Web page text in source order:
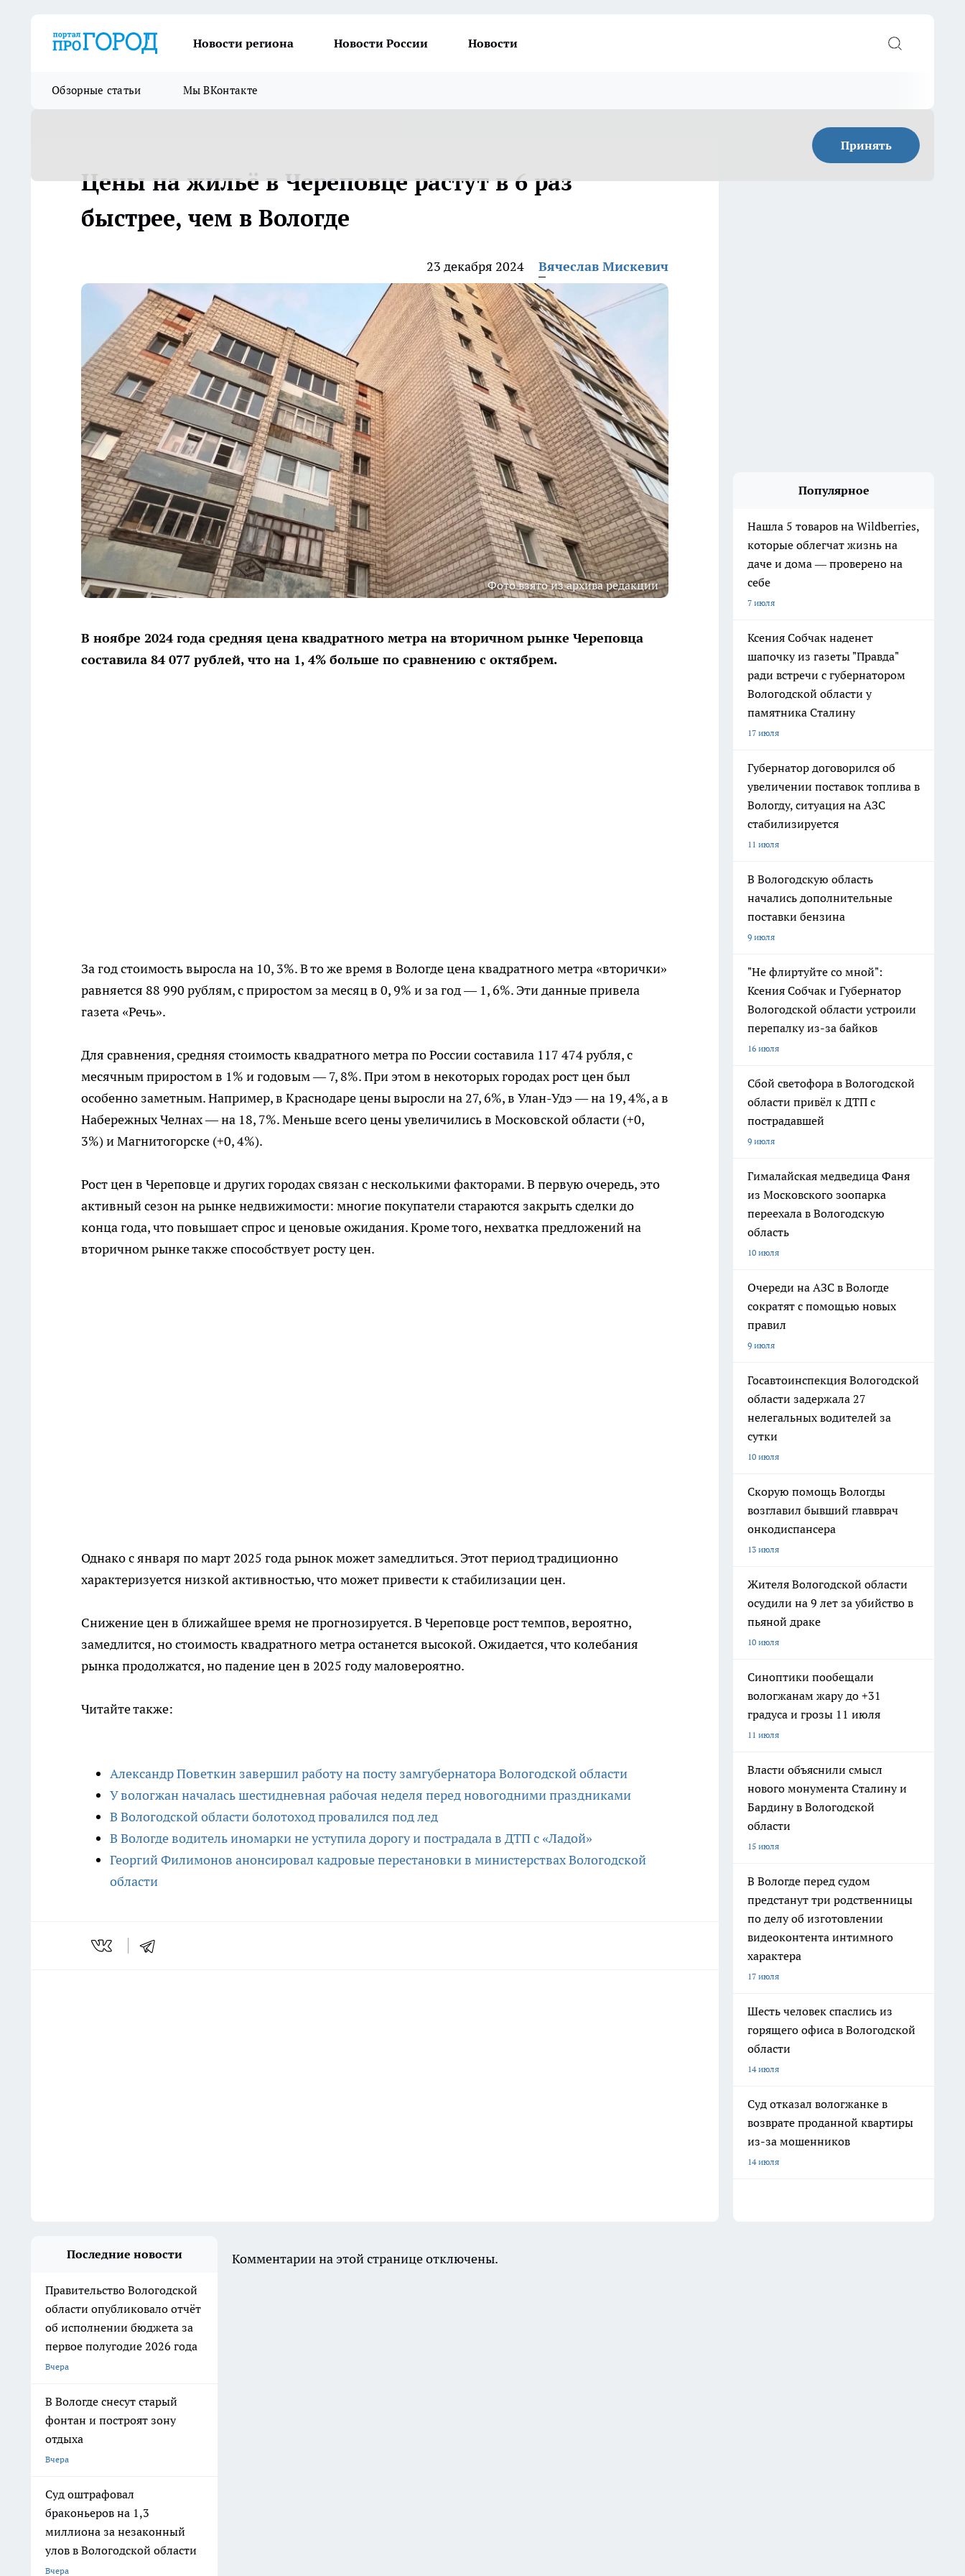
Новости региона Новости России Новости
Обзорные статьи Мы ВКонтакте
Принять
Цены на жильё в Череповце растут в 6 раз
быстрее, чем в Вологде
23 декабря 2024 Вячеслав Мискевич
Фото взято из архива редакции
В ноябре 2024 года средняя цена квадратного метра на вторичном рынке Череповца
составила 84 077 рублей, что на 1, 4% больше по сравнению с октябрем.
За год стоимость выросла на 10, 3%. В то же время в Вологде цена квадратного метра «вторички»
равняется 88 990 рублям, с приростом за месяц в 0, 9% и за год — 1, 6%. Эти данные привела
газета «Речь».
Для сравнения, средняя стоимость квадратного метра по России составила 117 474 рубля, с
месячным приростом в 1% и годовым — 7, 8%. При этом в некоторых городах рост цен был
особенно заметным. Например, в Краснодаре цены выросли на 27, 6%, в Улан-Удэ — на 19, 4%, а в
Набережных Челнах — на 18, 7%. Меньше всего цены увеличились в Московской области (+0,
3%) и Магнитогорске (+0, 4%).
Рост цен в Череповце и других городах связан с несколькими факторами. В первую очередь, это
активный сезон на рынке недвижимости: многие покупатели стараются закрыть сделки до
конца года, что повышает спрос и ценовые ожидания. Кроме того, нехватка предложений на
вторичном рынке также способствует росту цен.
Однако с января по март 2025 года рынок может замедлиться. Этот период традиционно
характеризуется низкой активностью, что может привести к стабилизации цен.
Снижение цен в ближайшее время не прогнозируется. В Череповце рост темпов, вероятно,
замедлится, но стоимость квадратного метра останется высокой. Ожидается, что колебания
рынка продолжатся, но падение цен в 2025 году маловероятно.
Читайте также:
Александр Поветкин завершил работу на посту замгубернатора Вологодской области
У вологжан началась шестидневная рабочая неделя перед новогодними праздниками
В Вологодской области болотоход провалился под лед
В Вологде водитель иномарки не уступила дорогу и пострадала в ДТП с «Ладой»
Георгий Филимонов анонсировал кадровые перестановки в министерствах Вологодской
области
Популярное
Нашла 5 товаров на Wildberries,
которые облегчат жизнь на
даче и дома — проверено на
себе
7 июля
Ксения Собчак наденет
шапочку из газеты "Правда"
ради встречи с губернатором
Вологодской области у
памятника Сталину
17 июля
Губернатор договорился об
увеличении поставок топлива в
Вологду, ситуация на АЗС
стабилизируется
11 июля
В Вологодскую область
начались дополнительные
поставки бензина
9 июля
"Не флиртуйте со мной":
Ксения Собчак и Губернатор
Вологодской области устроили
перепалку из-за байков
16 июля
Сбой светофора в Вологодской
области привёл к ДТП с
пострадавшей
9 июля
Гималайская медведица Фаня
из Московского зоопарка
переехала в Вологодскую
область
10 июля
Очереди на АЗС в Вологде
сократят с помощью новых
правил
9 июля
Госавтоинспекция Вологодской
области задержала 27
нелегальных водителей за
сутки
10 июля
Скорую помощь Вологды
возглавил бывший главврач
онкодиспансера
13 июля
Жителя Вологодской области
осудили на 9 лет за убийство в
пьяной драке
10 июля
Синоптики пообещали
вологжанам жару до +31
градуса и грозы 11 июля
11 июля
Власти объяснили смысл
нового монумента Сталину и
Бардину в Вологодской
области
15 июля
В Вологде перед судом
предстанут три родственницы
по делу об изготовлении
видеоконтента интимного
характера
17 июля
Шесть человек спаслись из
горящего офиса в Вологодской
области
14 июля
Суд отказал вологжанке в
возврате проданной квартиры
из-за мошенников
14 июля
Последние новости
Правительство Вологодской
области опубликовало отчёт
об исполнении бюджета за
первое полугодие 2026 года
Вчера
В Вологде снесут старый
фонтан и построят зону
отдыха
Вчера
Суд оштрафовал
браконьеров на 1,3
миллиона за незаконный
улов в Вологодской области
Вчера
Комментарии на этой странице отключены.